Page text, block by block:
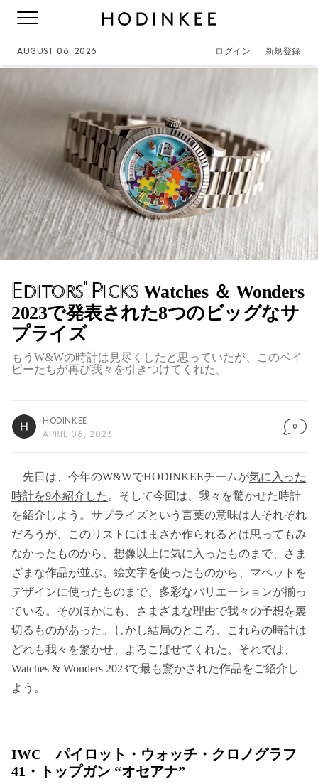
AUGUST 08, 2026 ログイン 新規登録
Editors' Picks Watches ＆ Wonders
2023で発表された8つのビッグなサ
プライズ
もうW&Wの時計は見尽くしたと思っていたが、このベイ
ビーたちが再び我々を引きつけてくれた。
HODINKEE
APRIL 06, 2023
0
先日は、今年のW&WでHODINKEEチームが気に入った
時計を9本紹介した 。そして今回は、我々を驚かせた時計
を紹介しよう。サプライズという言葉の意味は人それぞれ
だろうが、このリストにはまさか作られるとは思ってもみ
なかったものから、想像以上に気に入ったものまで、さま
ざまな作品が並ぶ。絵文字を使ったものから、マペットを
デザインに使ったものまで、多彩なバリエーションが揃っ
ている。そのほかにも、さまざまな理由で我々の予想を裏
切るものがあった。しかし結局のところ、これらの時計は
どれも我々を驚かせ、よろこばせてくれた。それでは、
Watches & Wonders 2023で最も驚かされた作品をご紹介し
よう。
IWC パイロット・ウォッチ・クロノグラフ
41・トップガン “オセアナ”